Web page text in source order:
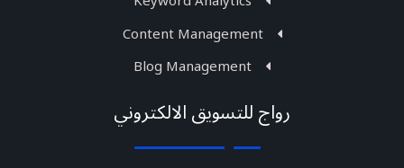
رواج للتسويق الالكتروني
Content Management
Blog Management